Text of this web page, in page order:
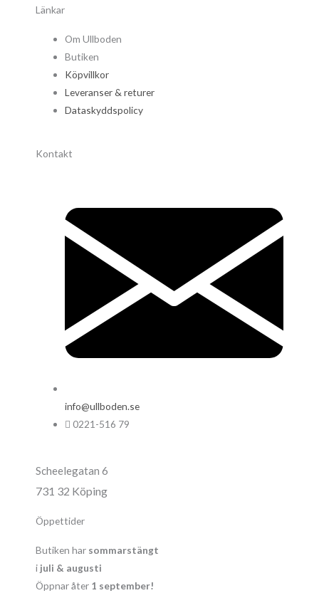
Länkar
Om Ullboden
Butiken
Köpvillkor
Leveranser & returer
Dataskyddspolicy
Kontakt
info@ullboden.se
0221-516 79
Scheelegatan 6
731 32 Köping
Öppettider
Butiken har sommarstängt
i juli & augusti
Öppnar åter 1 september!